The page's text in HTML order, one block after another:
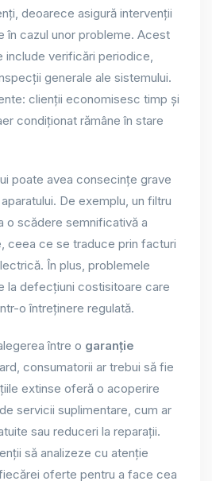
deoarece asigură intervenții
în cazul unor probleme. Acest
verificări periodice,
generale ale sistemului.
clienții economisesc timp și
condiționat rămâne în stare
poate avea consecințe grave
De exemplu, un filtru
o scădere semnificativă a
ceea ce se traduce prin facturi
În plus, problemele
la defecțiuni costisitoare care
o întreținere regulată.
între o garanție
consumatorii ar trebui să fie
extinse oferă o acoperire
servicii suplimentare, cum ar
sau reduceri la reparații.
să analizeze cu atenție
oferte pentru a face cea